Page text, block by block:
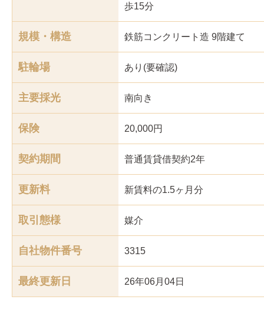
歩15分
規模・構造 鉄筋コンクリート造 9階建て
駐輪場 あり(要確認)
主要採光 南向き
保険 20,000円
契約期間 普通賃貸借契約2年
更新料 新賃料の1.5ヶ月分
取引態様 媒介
自社物件番号 3315
最終更新日 26年06月04日